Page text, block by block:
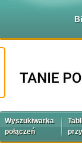
Wyszukiwarka
połączeń